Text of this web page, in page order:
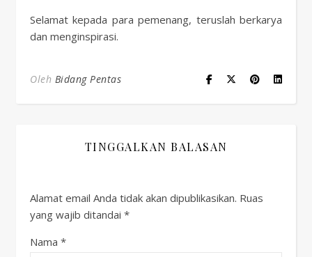
Selamat kepada para pemenang, teruslah berkarya
dan menginspirasi.
Oleh Bidang Pentas
TINGGALKAN BALASAN
Alamat email Anda tidak akan dipublikasikan. Ruas
yang wajib ditandai *
Nama *